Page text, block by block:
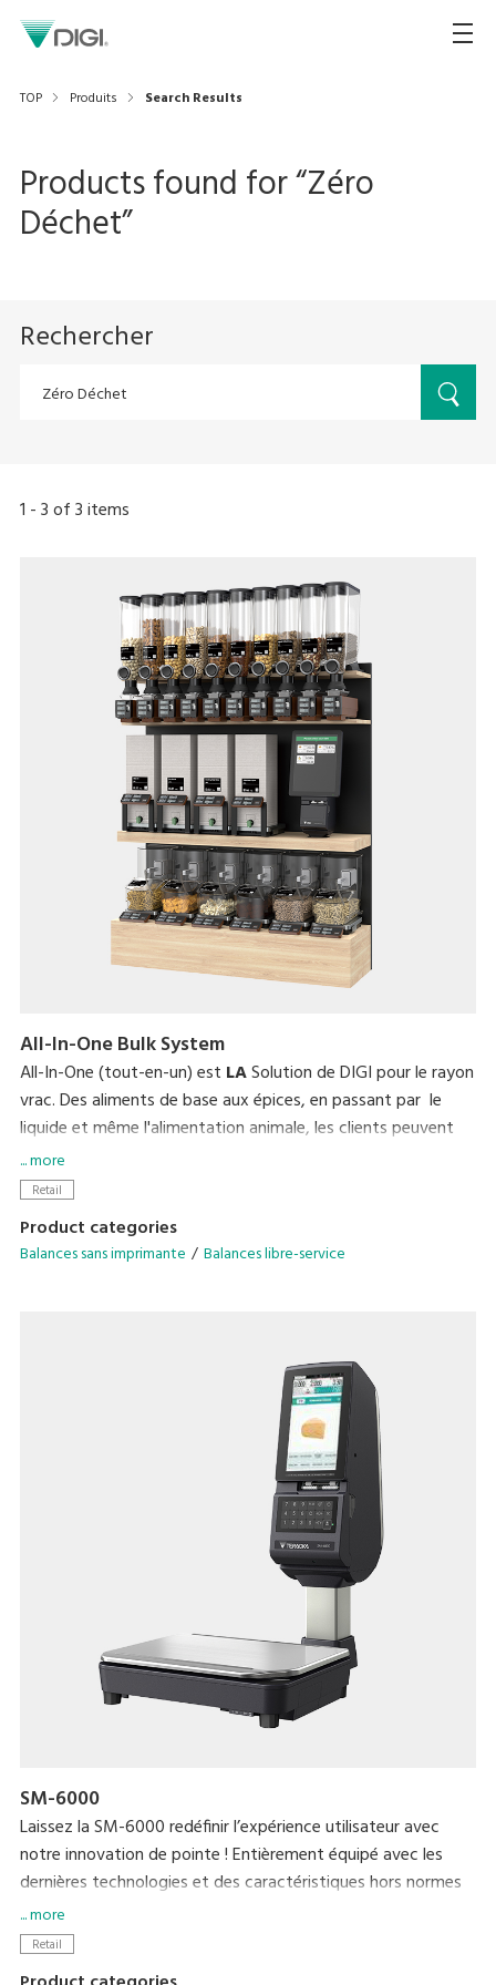
TOP Produits Search Results
Products found for “Zéro
Déchet”
Rechercher
1 -3of3items
All-In-One Bulk System
All-In-One (tout-en-un) est LASolution de DIGI pour le rayon
vrac. Des aliments de base aux épices, en passant par le
liquide et même l'alimentation animale, les clients peuvent
visualiser le poids et le prix des produits en temps réel
directement sur les balances tout en achetant uniquement
La Solution All-In-One affiche le poids/prix à payer sur le
même principe qu'une pompe de station service, ainsi vous
... more
Retail
Product categories
Balances sans imprimante Balances libre-service
SM-6000
Laissez la SM-6000 redéfinir l’expérience utilisateur avec
notre innovation de pointe ! Entièrement équipé avec les
dernières technologies et des caractéristiques hors normes
qui offrente une praticité et une efficacité pour vous
utilisateurs comme pour vos clients. Augmentez votre chiffre
... more
Retail